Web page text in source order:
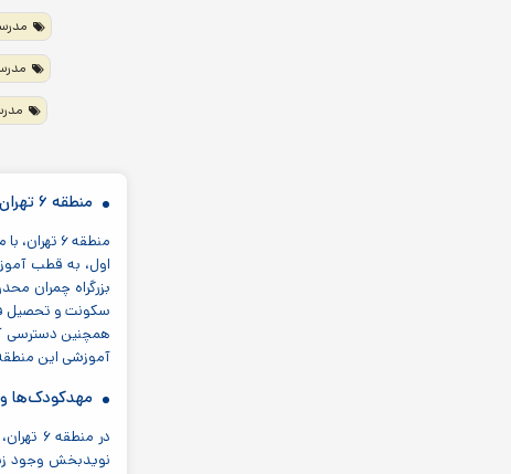
منطقه ۶ تهران: قطب آموزشی در دل پایتخت
منطقه ۶
اول، به قطب
بزرگراه چمران
سکونت و تحصیل
همچنین دسترسی
آموزشی این منطقه می‌افزاید.
مهدکودک‌ها و
در
نویدبخش وجود